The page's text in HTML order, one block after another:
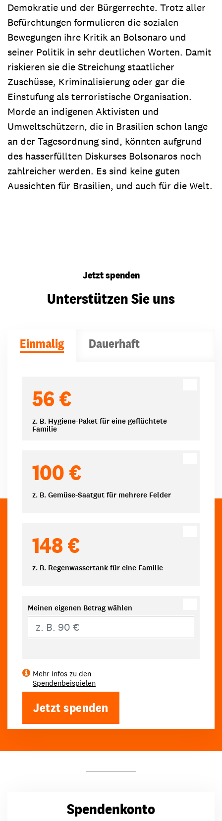
Demokratie und der Bürgerrechte. Trotz aller
Befürchtungen formulieren die sozialen
Bewegungen ihre Kritik an Bolsonaro und
seiner Politik in sehr deutlichen Worten. Damit
riskieren sie die Streichung staatlicher
Zuschüsse, Kriminalisierung oder gar die
Einstufung als terroristische Organisation.
Morde an indigenen Aktivisten und
Umweltschützern, die in Brasilien schon lange
an der Tagesordnung sind, könnten aufgrund
des hasserfüllten Diskurses Bolsonaros noch
zahlreicher werden. Es sind keine guten
Aussichten für Brasilien, und auch für die Welt.
Jetzt spenden
Unterstützen Sie uns
Einmalig Dauerhaft
56 €
z. B. Hygiene-Paket für eine geflüchtete
Familie
100 €
z. B. Gemüse-Saatgut für mehrere Felder
148 €
z. B. Regenwassertank für eine Familie
Meinen eigenen Betrag wählen
Mehr Infos zu den
Spendenbeispielen
Jetzt spenden
Spendenkonto